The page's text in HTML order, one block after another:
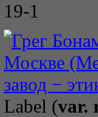
19-1
Label (var.